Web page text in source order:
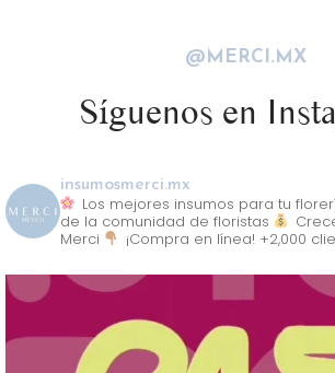
@MERCI.MX
Síguenos en
insumosmerci.mx
Los mejores insumos para tu
de la comunidad de floristas
Merci
¡Compra en línea! +2,000